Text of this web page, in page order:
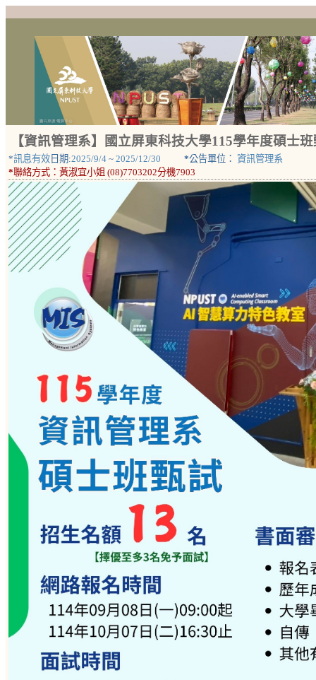
【資訊管理系】國立屏東科技大學115學年度碩士
*訊息有效 日期:2025/9/4 ~ 2025/12/30 *公告單位： 資訊管理系
*聯絡方式： 黃淑宜小姐 (08)7703202分機7903